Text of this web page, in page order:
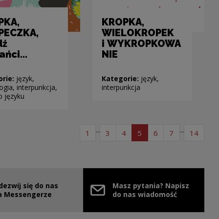
język,
interpunkcja,
języku
KROPKA,
WIELOKROPEK
i WYKROPKOWA
NIE
Kategorie: język,
interpunkcja
1 page list of articles
... 3 page list of articles
4page list of articles
5 page list of articles
6page list of
7 page list of
... 14page
się do nas
Messengerze
link will open in a new window
Masz pytania? Napisz
do nas wiadomość